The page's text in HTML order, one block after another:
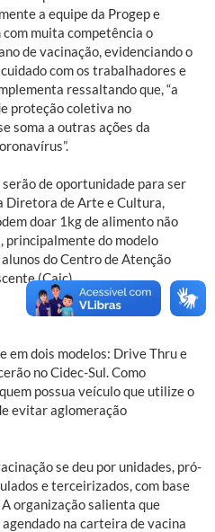
a equipe da Progep e
muita competência o
de vacinação, evidenciando o
com os trabalhadores e
ressaltando que, “a
proteção coletiva no
soma a outras ações da
de oportunidade para ser
Diretora de Arte e Cultura,
doar 1kg de alimento não
principalmente do modelo
do Centro de Atenção
(Caic).
em dois modelos: Drive Thru e
no Cidec-Sul. Como
possua veículo que utilize o
evitar aglomeração
se deu por unidades, pró-
e terceirizados, com base
organização salienta que
na carteira de vacina